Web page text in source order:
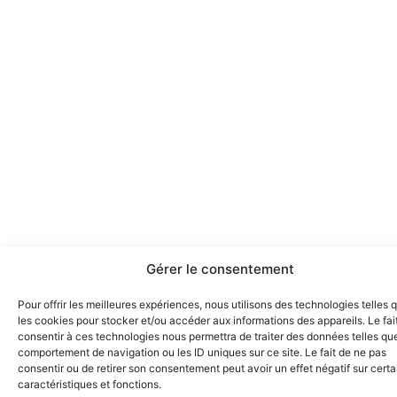
Gérer le consentement
Pour offrir les meilleures expériences, nous utilisons des technologies telles
les cookies pour stocker et/ou accéder aux informations des appareils. Le
consentir à ces technologies nous permettra de traiter des données telles
comportement de navigation ou les ID uniques sur ce site. Le fait de ne pas
consentir ou de retirer son consentement peut avoir un effet négatif sur
caractéristiques et fonctions.